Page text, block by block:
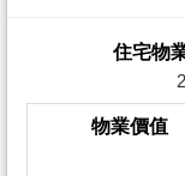
住宅物
物業價值